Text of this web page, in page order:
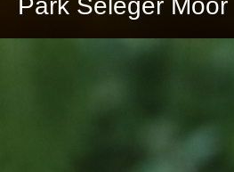
Park Seleger Moor